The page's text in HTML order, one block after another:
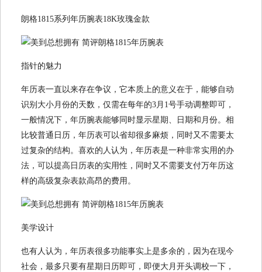
朗格1815系列年历腕表18K玫瑰金款
指针的魅力
年历表一直以来存在争议，它本质上的意义在于，能够自动
识别大小月份的天数，仅需在每年的3月1号手动调整即可，
一般情况下，年历腕表能够同时显示星期、日期和月份。相
比较普通日历，年历表可以省却很多麻烦，同时又不需要太
过复杂的结构。喜欢的人认为，年历表是一种非常实用的办
法，可以提高日历表的实用性，同时又不需要支付万年历这
样的高级复杂表款高昂的费用。
美学设计
也有人认为，年历表很多功能事实上是多余的，因为在现今
社会，最多只要有星期日历即可，即便大月开头调校一下，